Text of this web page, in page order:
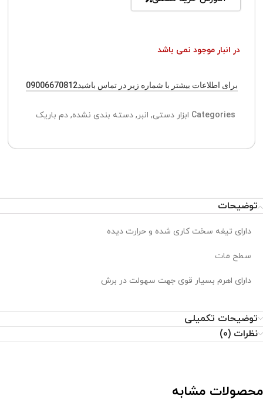
در انبار موجود نمی باشد
برای اطلاعات بیشتر با شماره زیر در تماس باشید09006670812
Categories ابزار دستی, انبر, دسته بندی نشده, دم باریک
توضیحات
دارای تیغه سخت کاری شده و حرارت دیده
سطح مات
دارای اهرم بسیار قوی جهت سهولت در برش
توضیحات تکمیلی
نظرات (0)
محصولات مشابه